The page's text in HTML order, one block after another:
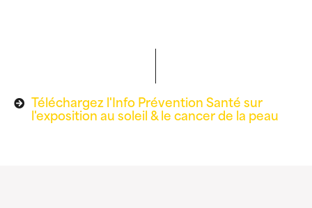
Téléchargez l'Info Prévention Santé sur
l'exposition au soleil & le cancer de la peau